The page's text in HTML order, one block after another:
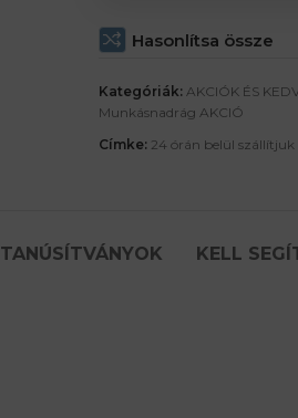
Hasonlítsa össze
Kategóriák: AKCIÓK ÉS
Munkásnadrág AKCIÓ
Címke: 24 órán belül szállítjuk
TANÚSÍTVÁNYOK KELL